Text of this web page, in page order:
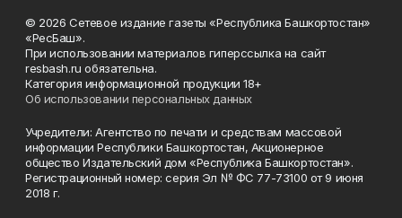
© 2026 Сетевое издание газеты «Республика Башкортостан»
«РесБаш».
При использовании материалов гиперссылка на сайт
resbash.ru обязательна.
Категория информационной продукции 18+
Об использовании персональных данных
Учредители: Агентство по печати и средствам массовой
информации Республики Башкортостан, Акционерное
общество Издательский дом «Республика Башкортостан».
Регистрационный номер: серия Эл № ФС 77-73100 от 9 июня
2018 г.